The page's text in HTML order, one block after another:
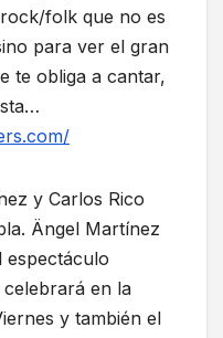
folk que no es
para ver el gran
te obliga a cantar,
y Carlos Rico
Ängel Martínez
espectáculo
en la
y también el